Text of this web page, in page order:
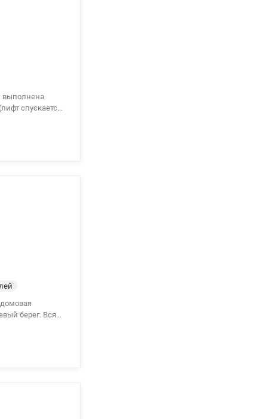
спускается
берег. Вся